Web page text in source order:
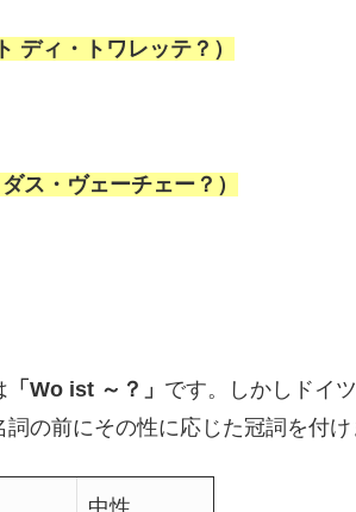
ィ・トワレッテ？）
・ヴェーチェー？）
「Wo ist ～？」 です。しかしドイ
の前にその性に応じた冠詞を付け